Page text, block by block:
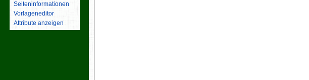
Seiten­­informationen
Vorlageneditor
Attribute anzeigen